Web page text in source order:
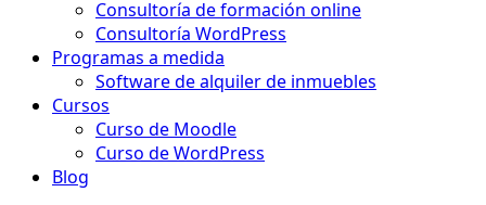
Consultoría de formación online
Consultoría WordPress
Programas a medida
Software de alquiler de inmuebles
Cursos
Curso de Moodle
Curso de WordPress
Blog